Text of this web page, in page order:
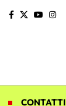
CONTATTI